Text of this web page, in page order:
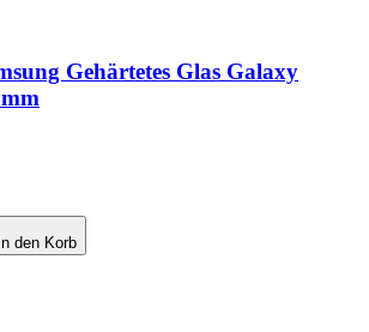
Gehärtetes Glas Galaxy
In den Korb